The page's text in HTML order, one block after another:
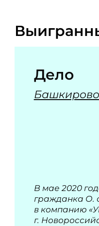
Дело
В мае 2020
гражданка О.
в компанию
г.